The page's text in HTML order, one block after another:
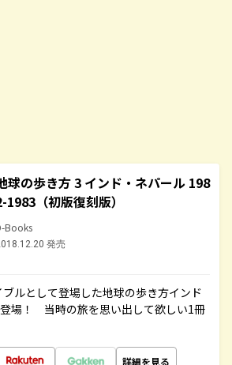
球の歩き方 3 インド・ネパール 198
1983（初版復刻版）
Books
発売
ルとして登場した地球の歩き方インド
場！ 当時の旅を思い出して欲しい1冊
詳細を見る